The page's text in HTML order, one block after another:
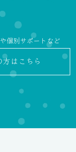
個別サポートなど
方はこちら